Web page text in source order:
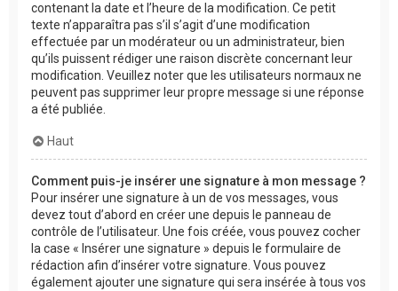
contenant la date et l’heure de la modification. Ce petit
texte n’apparaîtra pas s’il s’agit d’une modification
effectuée par un modérateur ou un administrateur, bien
qu’ils puissent rédiger une raison discrète concernant leur
modification. Veuillez noter que les utilisateurs normaux ne
peuvent pas supprimer leur propre message si une réponse
a été publiée.
Haut
Comment puis-je insérer une signature à mon message ?
Pour insérer une signature à un de vos messages, vous
devez tout d’abord en créer une depuis le panneau de
contrôle de l’utilisateur. Une fois créée, vous pouvez cocher
la case « Insérer une signature » depuis le formulaire de
rédaction afin d’insérer votre signature. Vous pouvez
également ajouter une signature qui sera insérée à tous vos